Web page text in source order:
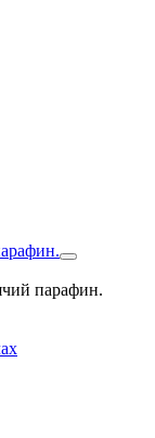
парафин.